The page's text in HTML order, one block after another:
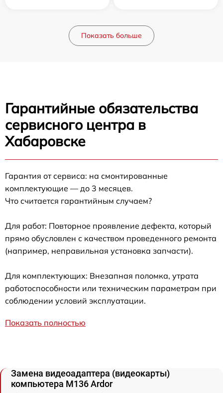
Показать больше
Гарантийные обязательства
сервисного центра в
Хабаровске
Гарантия от сервиса: на смонтированные
комплектующие — до 3 месяцев.
Что считается гарантийным случаем?
Для работ: Повторное проявление дефекта, который
прямо обусловлен с качеством проведенного ремонта
(например, неправильная установка запчасти).
Для комплектующих: Внезапная поломка, утрата
работоспособности или техническим параметрам при
соблюдении условий эксплуатации.
Показать полностью
Замена видеоадаптера (видеокарты)
компьютера M136 Ardor